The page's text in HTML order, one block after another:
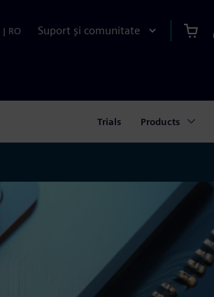
| RO Suport și comunitate
Trials Products